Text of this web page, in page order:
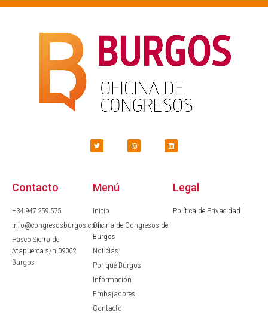
Contacto
+34 947 259 575
info@congresosburgos.com
Paseo Sierra de
Atapuerca s/n 09002
Burgos
Menú
Inicio
Oficina de Congresos de
Burgos
Noticias
Por qué Burgos
Información
Embajadores
Contacto
Legal
Política de Privacidad